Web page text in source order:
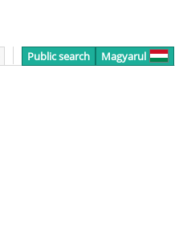
Public search Magyarul